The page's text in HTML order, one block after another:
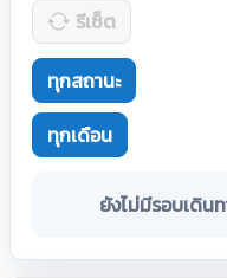
รีเซ็ต
ทุกสถานะ
ทุกเดือน
ยังไม่มีรอบเดิน